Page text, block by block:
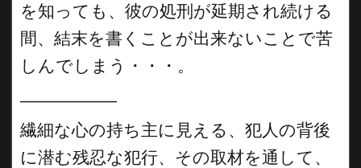
を知っても、彼の処刑が延期され続ける
間、結末を書くことが出来ないことで苦
しんでしまう・・・。
繊細な心の持ち主に見える、犯人の背後
に潜む残忍な犯行、その取材を通して、